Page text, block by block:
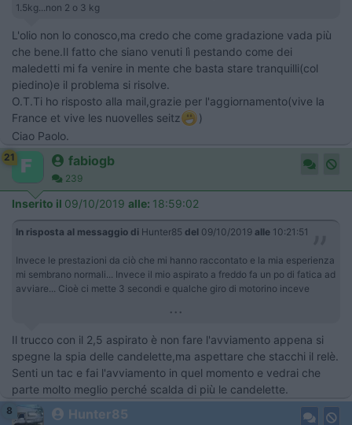
1.5kg...non 2 o 3 kg
L'olio non lo conosco,ma credo che come gradazione vada più
che bene.Il fatto che siano venuti lì pestando come dei
maledetti mi fa venire in mente che basta stare tranquilli(col
piedino)e il problema si risolve.
O.T.Ti ho risposto alla mail,grazie per l'aggiornamento(vive la
France et vive les nuovelles seitz
)
Ciao Paolo.
21 fabiogb
239
Inserito il 09/10/2019 alle: 18:59:02
In risposta al messaggio di Hunter85 del 09/10/2019 alle 10:21:51
Invece le prestazioni da ciò che mi hanno raccontato e la mia esperienza
mi sembrano normali... Invece il mio aspirato a freddo fa un po di fatica ad
avviare... Cioè ci mette 3 secondi e qualche giro di motorino inceve
...
Il trucco con il 2,5 aspirato è non fare l'avviamento appena si
spegne la spia delle candelette,ma aspettare che stacchi il relè.
Senti un tac e fai l'avviamento in quel momento e vedrai che
parte molto meglio perché scalda di più le candelette.
8 Hunter85